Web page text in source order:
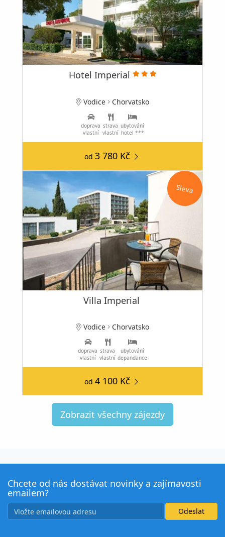
Hotel Imperial
Vodice Chorvatsko
doprava
vlastní
strava
vlastní
ubytování
hotel ***
od 3 780 Kč
Sleva
Villa Imperial
Vodice Chorvatsko
doprava
vlastní
strava
vlastní
ubytování
depandance
od 4 100 Kč
Zobrazit všechny zájezdy
Chcete od nás dostávat novinky a zajímavosti
emailem?